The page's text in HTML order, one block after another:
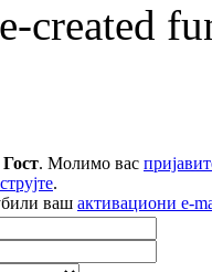
created
Гост. Молимо вас
.
ваш активациони e-